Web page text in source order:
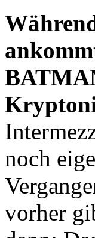
noch
vorher